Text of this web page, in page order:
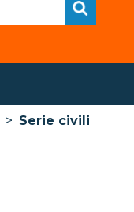
> Serie civili